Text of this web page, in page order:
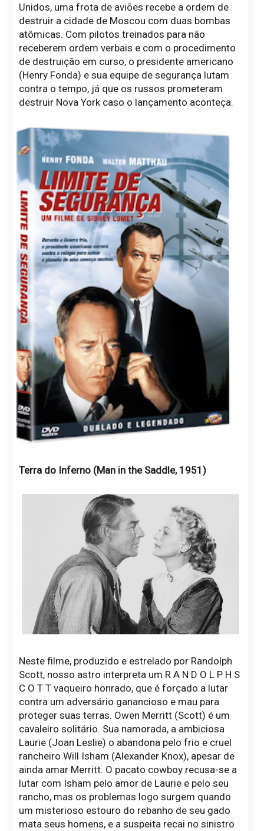
Unidos, uma frota de aviões recebe a ordem de
destruir a cidade de Moscou com duas bombas
atômicas. Com pilotos treinados para não
receberem ordem verbais e com o procedimento
de destruição em curso, o presidente americano
(Henry Fonda) e sua equipe de segurança lutam
contra o tempo, já que os russos prometeram
destruir Nova York caso o lançamento aconteça.
Terra do Inferno (Man in the Saddle, 1951)
Neste filme, produzido e estrelado por Randolph
Scott, nosso astro interpreta um R A N D O L P H S
C O T T vaqueiro honrado, que é forçado a lutar
contra um adversário ganancioso e mau para
proteger suas terras. Owen Merritt (Scott) é um
cavaleiro solitário. Sua namorada, a ambiciosa
Laurie (Joan Leslie) o abandona pelo frio e cruel
rancheiro Will Isham (Alexander Knox), apesar de
ainda amar Merritt. O pacato cowboy recusa-se a
lutar com Isham pelo amor de Laurie e pelo seu
rancho, mas os problemas logo surgem quando
um misterioso estouro do rebanho de seu gado
mata seus homens, e a suspeita recai no sinistro